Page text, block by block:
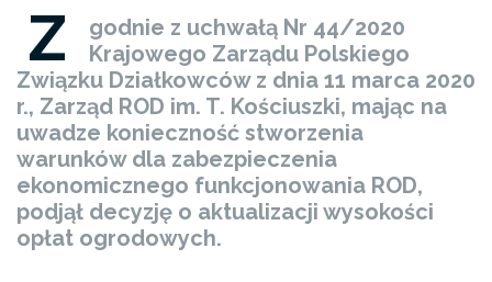
Z
godnie z uchwałą Nr 44/2020
Krajowego Zarządu Polskiego
Związku Działkowców z dnia 11 marca 2020
r., Zarząd ROD im. T. Kościuszki, mając na
uwadze konieczność stworzenia
warunków dla zabezpieczenia
ekonomicznego funkcjonowania ROD,
podjął decyzję o aktualizacji wysokości
opłat ogrodowych.